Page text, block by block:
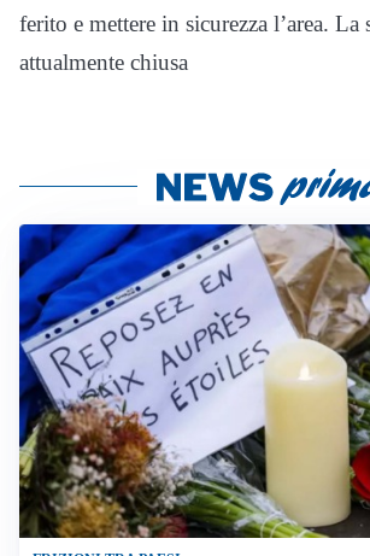
ferito e mettere in sicurezza l’area. La
attualmente chiusa